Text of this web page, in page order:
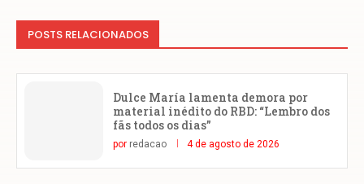
POSTS RELACIONADOS
Dulce María lamenta demora por
material inédito do RBD: “Lembro dos
fãs todos os dias”
por redacao 4 de agosto de 2026